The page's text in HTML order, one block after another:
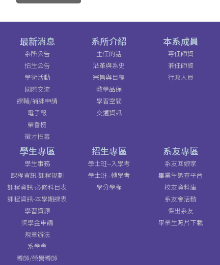
最新消息
系所公告
招生公告
學術活動
國際交流
課輔/補課申請
電子報
榮譽榜
徵才招募
系所介紹
主任的話
沿革與系史
宗旨與目標
教學品保
學習空間
交通資訊
本系成員
專任師資
兼任師資
行政人員
學生專區
學生事務
課程資訊-課程規劃
課程資訊-必修科目表
課程資訊-本學期課表
學習資源
獎學金申請
規章辦法
系學會
導師/榮譽導師
招生專區
學士班--入學考
學士班--轉學考
學分學程
系友專區
系友回娘家
畢業生調查平台
校友資料庫
系友會活動
傑出系友
畢業生照片下載